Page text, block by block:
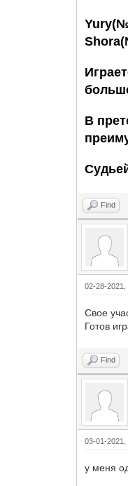
В
Find
02-28-2021,
Свое
Готов
Find
03-01-2021,
у меня